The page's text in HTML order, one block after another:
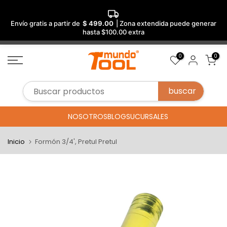
Envío gratis a partir de $ 499.00
| Zona extendida puede generar
hasta $100.00 extra
Saltar
al
0 0
NOSOTROSBLOGSUCURSALES
Inicio Formón 3/4', Pretul Pretul